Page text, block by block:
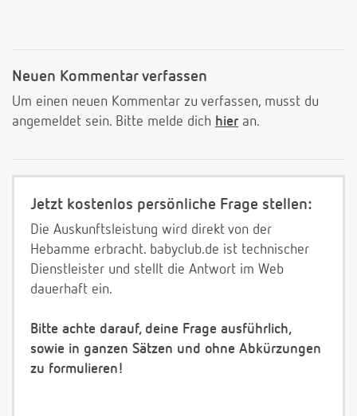
Neuen Kommentar verfassen
Um einen neuen Kommentar zu verfassen, musst du
angemeldet sein. Bitte melde dich hier an.
Jetzt kostenlos persönliche Frage stellen:
Die Auskunftsleistung wird direkt von der
Hebamme erbracht. babyclub.de ist technischer
Dienstleister und stellt die Antwort im Web
dauerhaft ein.
Bitte achte darauf, deine Frage ausführlich,
sowie in ganzen Sätzen und ohne Abkürzungen
zu formulieren!